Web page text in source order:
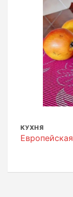
КУХНЯ
Европейская